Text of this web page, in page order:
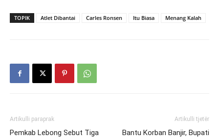
TOPIK Atlet Dibantai Carles Ronsen Itu Biasa Menang Kalah
Artikulli paraprak
Pemkab Lebong Sebut Tiga
Artikulli tjetër
Bantu Korban Banjir, Bupati